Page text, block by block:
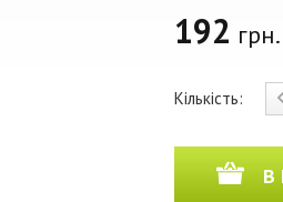
192 грн.
Кількість:
В